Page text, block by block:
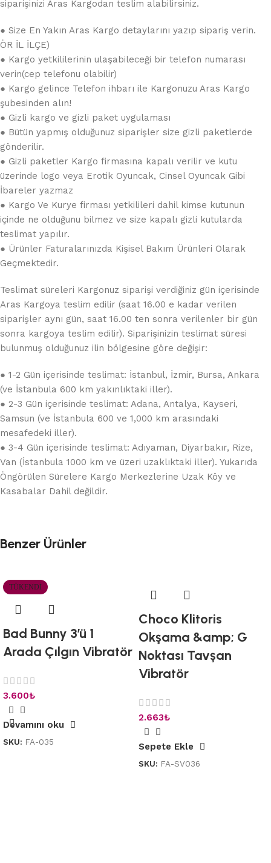
siparişinizi Aras Kargodan teslim alabilirsiniz.
● Size En Yakın Aras Kargo detaylarını yazıp sipariş verin.
ÖR İL İLÇE)
● Kargo yetkililerinin ulaşabileceği bir telefon numarası
verin(cep telefonu olabilir)
● Kargo gelince Telefon ihbarı ile Kargonuzu Aras Kargo
şubesinden alın!
● Gizli kargo ve gizli paket uygulaması
● Bütün yapmış olduğunuz siparişler size gizli paketlerde
gönderilir.
● Gizli paketler Kargo firmasına kapalı verilir ve kutu
üzerinde logo veya Erotik Oyuncak, Cinsel Oyuncak Gibi
İbareler yazmaz
● Kargo Ve Kurye firması yetkilileri dahil kimse kutunun
içinde ne olduğunu bilmez ve size kapalı gizli kutularda
teslimat yapılır.
● Ürünler Faturalarınızda Kişisel Bakım Ürünleri Olarak
Geçmektedir.
Teslimat süreleri Kargonuz siparişi verdiğiniz gün içerisinde
Aras Kargoya teslim edilir (saat 16.00 e kadar verilen
siparişler aynı gün, saat 16.00 ten sonra verilenler bir gün
sonra kargoya teslim edilir). Siparişinizin teslimat süresi
bulunmuş olduğunuz ilin bölgesine göre değişir:
● 1-2 Gün içerisinde teslimat: İstanbul, İzmir, Bursa, Ankara
(ve İstanbula 600 km yakınlıktaki iller).
● 2-3 Gün içerisinde teslimat: Adana, Antalya, Kayseri,
Samsun (ve İstanbula 600 ve 1,000 km arasındaki
mesafedeki iller).
● 3-4 Gün içerisinde teslimat: Adıyaman, Diyarbakır, Rize,
Van (İstanbula 1000 km ve üzeri uzaklıktaki iller). Yukarıda
Öngörülen Sürelere Kargo Merkezlerine Uzak Köy ve
Kasabalar Dahil değildir.
Benzer Ürünler
TÜKENDI
Bad Bunny 3’ü 1
Arada Çılgın Vibratör
3.600₺
Devamını oku
SKU: FA-035
Choco Klitoris
Okşama &amp; G
Noktası Tavşan
Vibratör
2.663₺
Sepete Ekle
SKU: FA-SV036